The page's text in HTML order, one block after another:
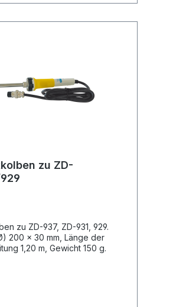
zu ZD-
zu ZD-937, ZD-931, 929.
200 x 30 mm, Länge der
1,20 m, Gewicht 150 g.